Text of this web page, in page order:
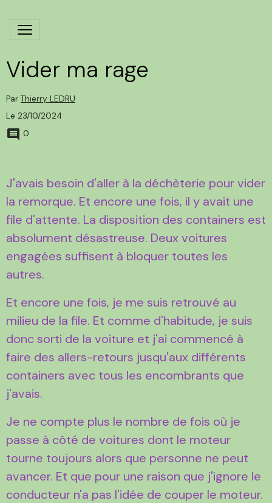
Vider ma rage
Par Thierry LEDRU
Le 23/10/2024
0
J'avais besoin d'aller à la déchèterie pour vider
la remorque. Et encore une fois, il y avait une
file d'attente. La disposition des containers est
absolument désastreuse. Deux voitures
engagées suffisent à bloquer toutes les
autres.
Et encore une fois, je me suis retrouvé au
milieu de la file. Et comme d'habitude, je suis
donc sorti de la voiture et j'ai commencé à
faire des allers-retours jusqu'aux différents
containers avec tous les encombrants que
j'avais.
Je ne compte plus le nombre de fois où je
passe à côté de voitures dont le moteur
tourne toujours alors que personne ne peut
avancer. Et que pour une raison que j'ignore le
conducteur n'a pas l'idée de couper le moteur.